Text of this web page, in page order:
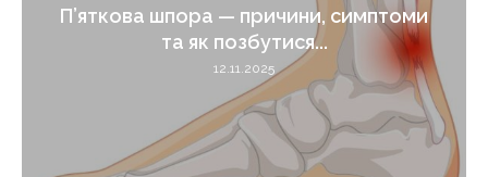
П’яткова шпора — причини, симптоми
та як позбутися...
12.11.2025